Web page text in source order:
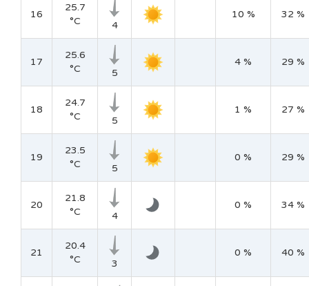
16
25.7
°C
4
10 % 32 %
17
25.6
°C
5
4 % 29 %
18
24.7
°C
5
1 % 27 %
19
23.5
°C
5
0 % 29 %
20
21.8
°C
4
0 % 34 %
21
20.4
°C
3
0 % 40 %